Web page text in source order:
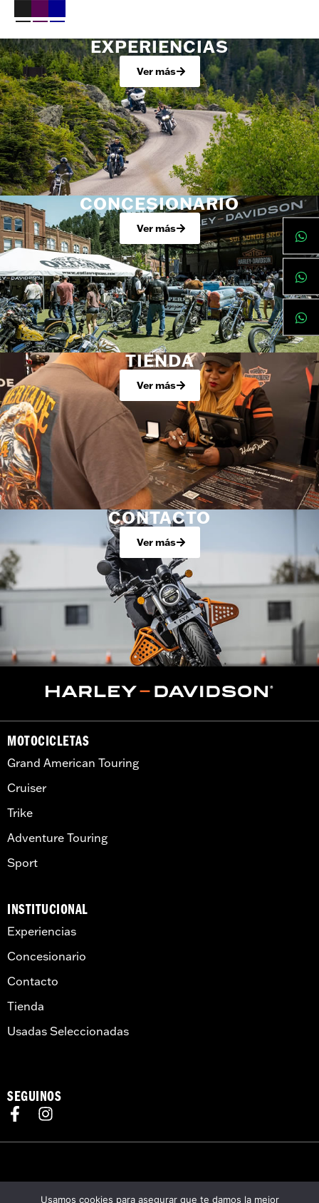
EXPERIENCIAS
Ver más
CONCESIONARIO
Ver más
TIENDA
Ver más
CONTACTO
Ver más
MOTOCICLETAS
Grand American Touring
Cruiser
Trike
Adventure Touring
Sport
INSTITUCIONAL
Experiencias
Concesionario
Contacto
Tienda
Usadas Seleccionadas
SEGUINOS
Usamos cookies para asegurar que te damos la mejor